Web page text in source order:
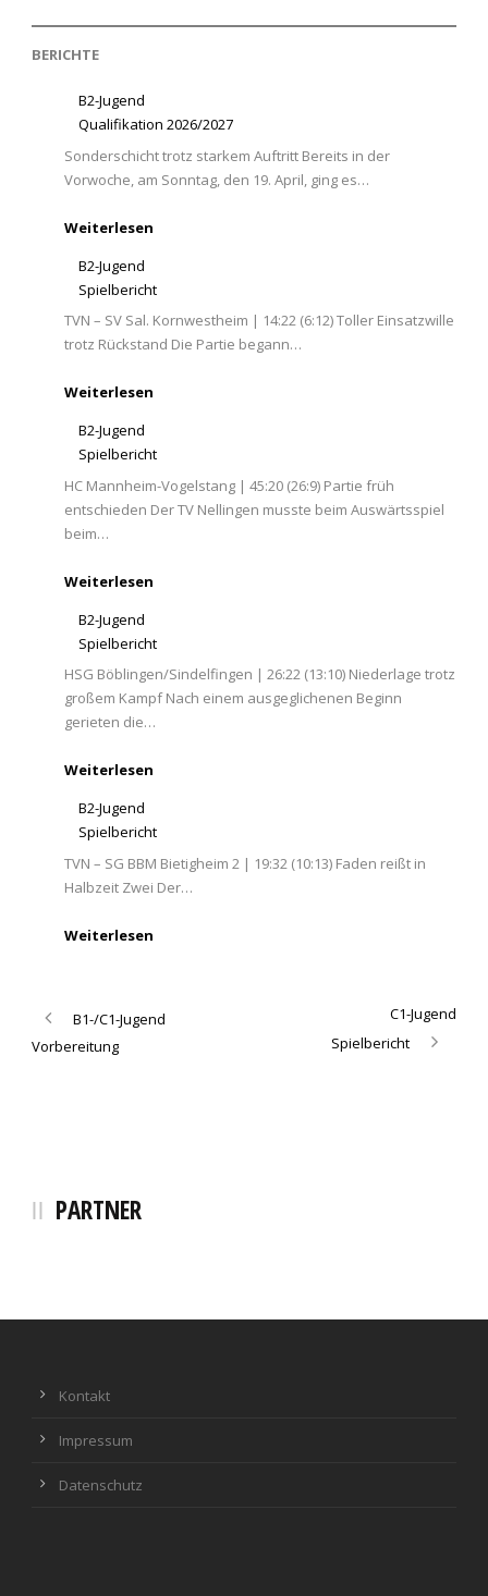
BERICHTE
B2-Jugend
Qualifikation 2026/2027
Sonderschicht trotz starkem Auftritt Bereits in der
Vorwoche, am Sonntag, den 19. April, ging es…
Weiterlesen
B2-Jugend
Spielbericht
TVN – SV Sal. Kornwestheim | 14:22 (6:12) Toller Einsatzwille
trotz Rückstand Die Partie begann…
Weiterlesen
B2-Jugend
Spielbericht
HC Mannheim-Vogelstang | 45:20 (26:9) Partie früh
entschieden Der TV Nellingen musste beim Auswärtsspiel
beim…
Weiterlesen
B2-Jugend
Spielbericht
HSG Böblingen/Sindelfingen | 26:22 (13:10) Niederlage trotz
großem Kampf Nach einem ausgeglichenen Beginn
gerieten die…
Weiterlesen
B2-Jugend
Spielbericht
TVN – SG BBM Bietigheim 2 | 19:32 (10:13) Faden reißt in
Halbzeit Zwei Der…
Weiterlesen
B1-/C1-Jugend
Vorbereitung
C1-Jugend
Spielbericht
PARTNER
Kontakt
Impressum
Datenschutz